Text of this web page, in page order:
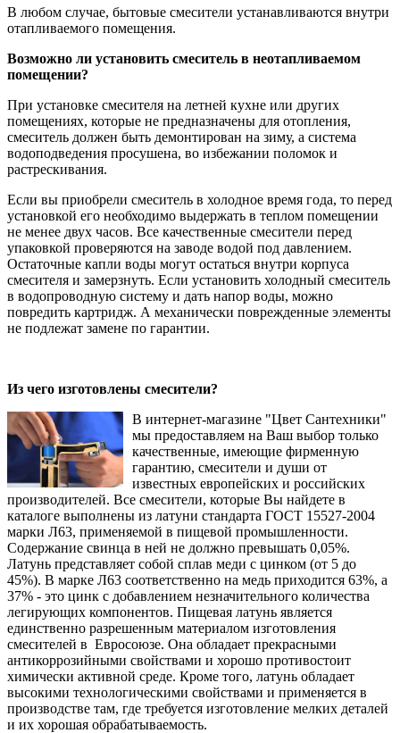
В любом случае, бытовые смесители устанавливаются внутри
отапливаемого помещения.
Возможно ли установить смеситель в неотапливаемом
помещении?
При установке смесителя на летней кухне или других
помещениях, которые не предназначены для отопления,
смеситель должен быть демонтирован на зиму, а система
водоподведения просушена, во избежании поломок и
растрескивания.
Если вы приобрели смеситель в холодное время года, то перед
установкой его необходимо выдержать в теплом помещении
не менее двух часов. Все качественные смесители перед
упаковкой проверяются на заводе водой под давлением.
Остаточные капли воды могут остаться внутри корпуса
смесителя и замерзнуть. Если установить холодный смеситель
в водопроводную систему и дать напор воды, можно
повредить картридж. А механически поврежденные элементы
не подлежат замене по гарантии.
Из чего изготовлены смесители?
В интернет-магазине "Цвет Сантехники"
мы предоставляем на Ваш выбор только
качественные, имеющие фирменную
гарантию, смесители и души от
известных европейских и российских
производителей. Все смесители, которые Вы найдете в
каталоге выполнены из латуни стандарта ГОСТ 15527-2004
марки Л63, применяемой в пищевой промышленности.
Содержание свинца в ней не должно превышать 0,05%.
Латунь представляет собой сплав меди с цинком (от 5 до
45%). В марке Л63 соответственно на медь приходится 63%, а
37% - это цинк с добавлением незначительного количества
легирующих компонентов. Пищевая латунь является
единственно разрешенным материалом изготовления
смесителей в Евросоюзе. Она обладает прекрасными
антикоррозийными свойствами и хорошо противостоит
химически активной среде. Кроме того, латунь обладает
высокими технологическими свойствами и применяется в
производстве там, где требуется изготовление мелких деталей
и их хорошая обрабатываемость.